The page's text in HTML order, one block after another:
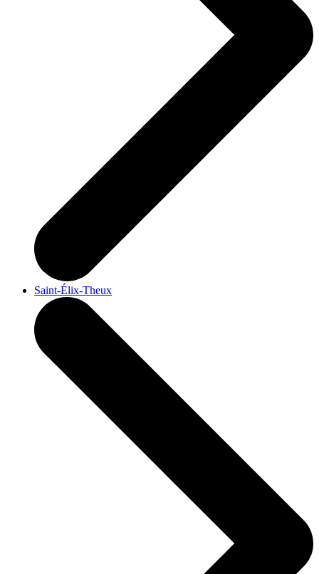
Saint-Élix-Theux